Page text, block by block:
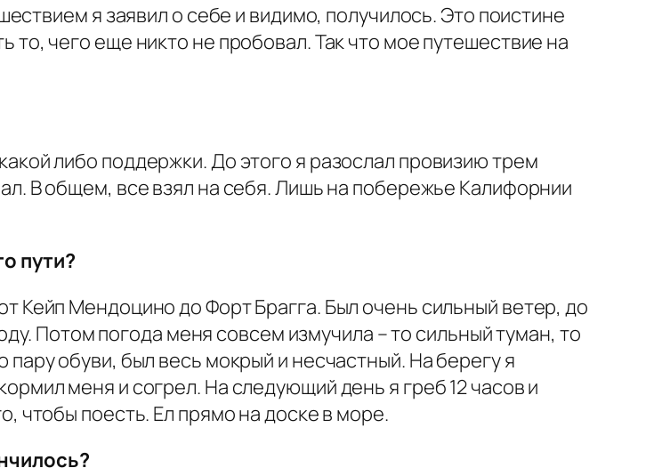
я заявил о себе и видимо, получилось. Это поистине
чего еще никто не пробовал. Так что мое путешествие на
либо поддержки. До этого я разослал провизию трем
В общем, все взял на себя. Лишь на побережье Калифорнии
пути?
Кейп Мендоцино до Форт Брагга. Был очень сильный ветер, до
Потом погода меня совсем измучила – то сильный туман, то
обуви, был весь мокрый и несчастный. На берегу я
меня и согрел. На следующий день я греб 12 часов и
чтобы поесть. Ел прямо на доске в море.